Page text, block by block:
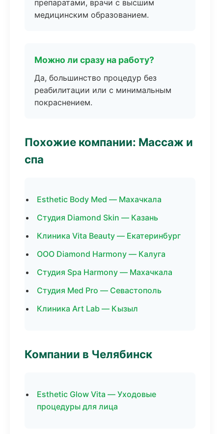
препаратами, врачи с высшим
медицинским образованием.
Можно ли сразу на работу?
Да, большинство процедур без
реабилитации или с минимальным
покраснением.
Похожие компании: Массаж и
спа
Esthetic Body Med — Махачкала
Студия Diamond Skin — Казань
Клиника Vita Beauty — Екатеринбург
ООО Diamond Harmony — Калуга
Студия Spa Harmony — Махачкала
Студия Med Pro — Севастополь
Клиника Art Lab — Кызыл
Компании в Челябинск
Esthetic Glow Vita — Уходовые
процедуры для лица